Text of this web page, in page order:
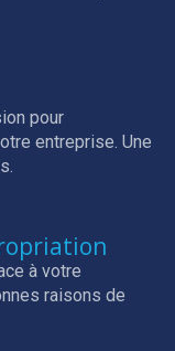
pour
entreprise. Une
à votre
raisons de